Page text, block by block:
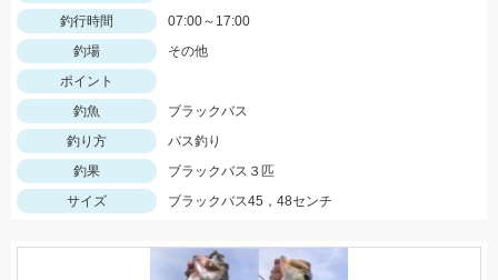
釣行時間
07:00～17:00
釣場
その他
ポイント
釣魚
ブラックバス
釣り方
バス釣り
釣果
ブラックバス３匹
サイズ
ブラックバス45，48センチ